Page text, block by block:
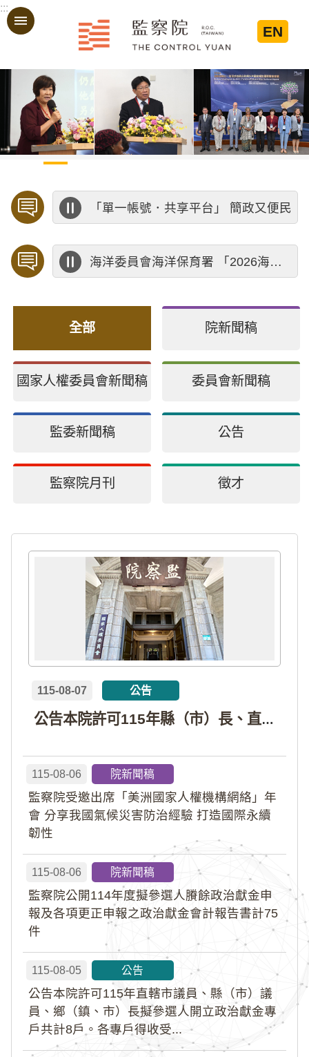
跳到主要內容區塊
:::
EN
「單一帳號．共享平台」 簡政又便民
海洋委員會海洋保育署 「2026海洋保育創意短影音競賽」活動
全部 院新聞稿
國家人權委員會新聞稿 委員會新聞稿
監委新聞稿 公告
監察院月刊 徵才
公告本院許可115年縣（市）長、直轄市議員、縣（市）議員擬參選人開立政治獻金專戶共計4戶。各專戶得收受政治獻金期間為自專戶許可設立日起至115年11月27日止，專戶名冊詳如附件。
115-08-07 公告
115-08-06 院新聞稿
監察院受邀出席「美洲國家人權機構網絡」年
會 分享我國氣候災害防治經驗 打造國際永續
韌性
115-08-06 院新聞稿
監察院公開114年度擬參選人賸餘政治獻金申
報及各項更正申報之政治獻金會計報告書計75
件
115-08-05 公告
公告本院許可115年直轄市議員、縣（市）議
員、鄉（鎮、市）長擬參選人開立政治獻金專
戶共計8戶。各專戶得收受...